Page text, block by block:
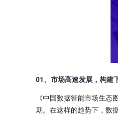
01、市场高速发展，构建
《中国数据智能市场生态
期。在这样的趋势下，数